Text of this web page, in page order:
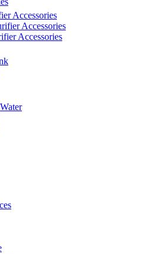
Accessories
Accessories
Accessories